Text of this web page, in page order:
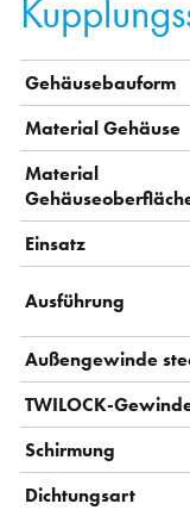
Gehäusebauform
Material Gehäuse
Material
Einsatz
Ausführung
Außengewinde
TWILOCK-
Schirmung
Dichtungsart